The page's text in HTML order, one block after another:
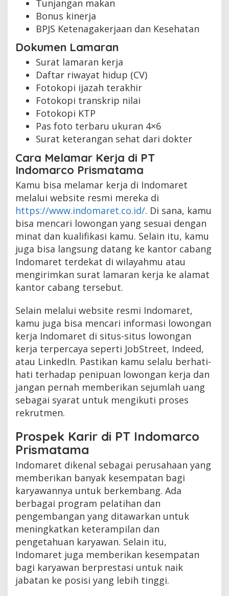
Tunjangan makan
Bonus kinerja
BPJS Ketenagakerjaan dan Kesehatan
Dokumen Lamaran
Surat lamaran kerja
Daftar riwayat hidup (CV)
Fotokopi ijazah terakhir
Fotokopi transkrip nilai
Fotokopi KTP
Pas foto terbaru ukuran 4×6
Surat keterangan sehat dari dokter
Cara Melamar Kerja di PT
Indomarco Prismatama
Kamu bisa melamar kerja di Indomaret
melalui website resmi mereka di
https://www.indomaret.co.id/. Di sana, kamu
bisa mencari lowongan yang sesuai dengan
minat dan kualifikasi kamu. Selain itu, kamu
juga bisa langsung datang ke kantor cabang
Indomaret terdekat di wilayahmu atau
mengirimkan surat lamaran kerja ke alamat
kantor cabang tersebut.
Selain melalui website resmi Indomaret,
kamu juga bisa mencari informasi lowongan
kerja Indomaret di situs-situs lowongan
kerja terpercaya seperti JobStreet, Indeed,
atau LinkedIn. Pastikan kamu selalu berhati-
hati terhadap penipuan lowongan kerja dan
jangan pernah memberikan sejumlah uang
sebagai syarat untuk mengikuti proses
rekrutmen.
Prospek Karir di PT Indomarco
Prismatama
Indomaret dikenal sebagai perusahaan yang
memberikan banyak kesempatan bagi
karyawannya untuk berkembang. Ada
berbagai program pelatihan dan
pengembangan yang ditawarkan untuk
meningkatkan keterampilan dan
pengetahuan karyawan. Selain itu,
Indomaret juga memberikan kesempatan
bagi karyawan berprestasi untuk naik
jabatan ke posisi yang lebih tinggi.